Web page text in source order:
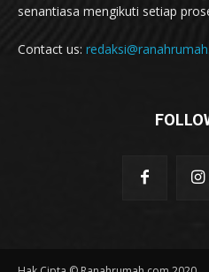
senantiasa mengikuti setiap
Contact us: